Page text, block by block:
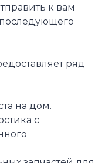
к вам
ряд
на дом.
с